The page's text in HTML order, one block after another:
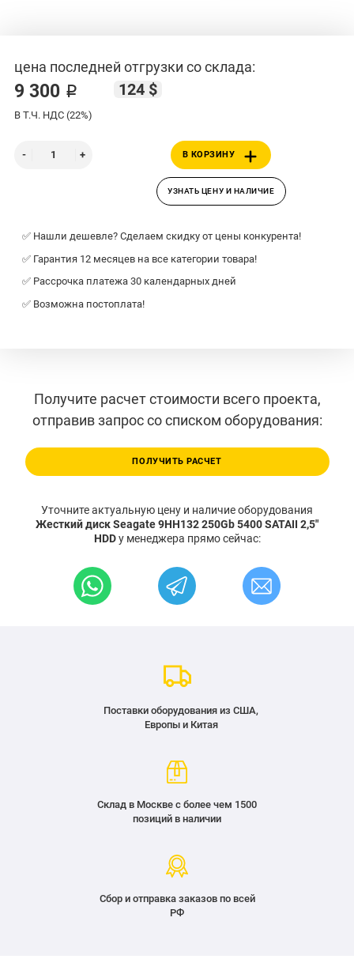
цена последней отгрузки со склада:
9 300 ₽ 124 $
В Т.Ч. НДС (22%)
В КОРЗИНУ
УЗНАТЬ ЦЕНУ И НАЛИЧИЕ
✅ Нашли дешевле? Сделаем скидку от цены конкурента!
✅ Гарантия 12 месяцев на все категории товара!
✅ Рассрочка платежа 30 календарных дней
✅ Возможна постоплата!
Получите расчет стоимости всего проекта,
отправив запрос со списком оборудования:
ПОЛУЧИТЬ РАСЧЕТ
Уточните актуальную цену и наличие оборудования
Жесткий диск Seagate 9HH132 250Gb 5400 SATAII 2,5"
HDDу менеджера прямо сейчас:
Поставки оборудования из США,
Европы и Китая
Склад в Москве с более чем 1500
позиций в наличии
Сбор и отправка заказов по всей
РФ